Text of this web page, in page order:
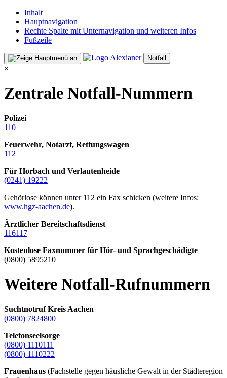
Inhalt
Hauptnavigation
Rechte Spalte mit Unternavigation und weiteren Infos
Fußzeile
Notfall
×
Zentrale Notfall-Nummern
Polizei
110
Feuerwehr, Notarzt, Rettungswagen
112
Für Horbach und Verlautenheide
(0241) 19222
Gehörlose können unter 112 ein Fax schicken (weitere Infos:
www.hgz-aachen.de).
Ärztlicher Bereitschaftsdienst
116117
Kostenlose Faxnummer für Hör- und Sprachgeschädigte
(0800) 5895210
Weitere Notfall-Rufnummern
Suchtnotruf Kreis Aachen
(0800) 7824800
Telefonseelsorge
(0800) 1110111
(0800) 1110222
Frauenhaus (Fachstelle gegen häusliche Gewalt in der Städteregion